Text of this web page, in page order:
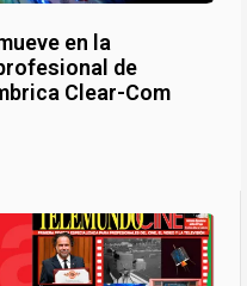
en la
de
Clear-Com